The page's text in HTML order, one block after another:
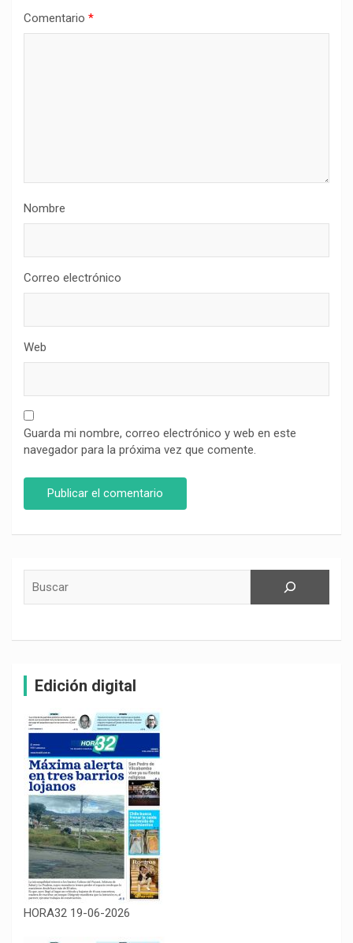
Comentario *
Nombre
Correo electrónico
Web
Guarda mi nombre, correo electrónico y web en este
navegador para la próxima vez que comente.
Edición digital
HORA32 19-06-2026